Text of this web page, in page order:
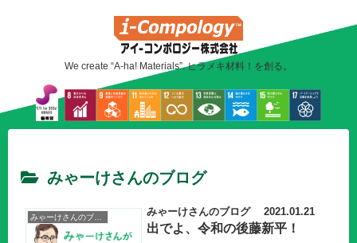
We create “A-ha! Materials”. ヒラメキ材料！を創る。
みゃーけさんのブログ
みゃーけさんのブログ 2021.01.21
出でよ、令和の後藤新平！